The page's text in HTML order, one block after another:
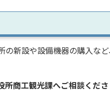
の新設や設備機器の購入な
所商工観光課へご相談くださ